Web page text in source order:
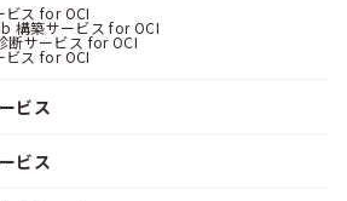
ビス for OCI
構築サービス for OCI
断サービス for OCI
ビス for OCI
ビス
ビス